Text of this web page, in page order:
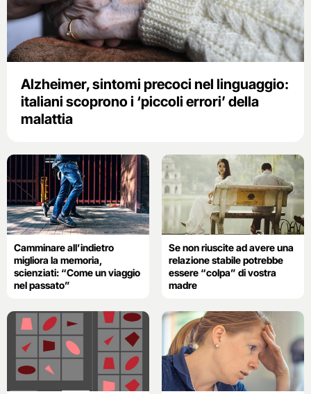
Alzheimer, sintomi precoci nel linguaggio:
italiani scoprono i ‘piccoli errori’ della
malattia
Camminare all’indietro
migliora la memoria,
scienziati: “Come un viaggio
nel passato”
Se non riuscite ad avere una
relazione stabile potrebbe
essere “colpa” di vostra
madre